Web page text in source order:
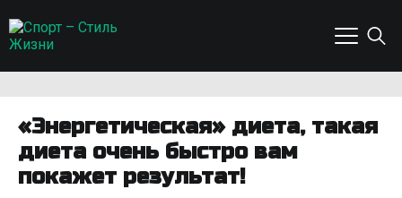
«Энергетическая» диета, такая
диета очень быстро вам
покажет результат!